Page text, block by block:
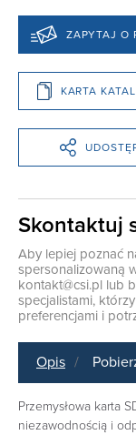
ZAPYTAJ O
KARTA
Skontaktuj
Aby lepiej poznać
spersonalizowaną
kontakt@csi.pl lub
specjalistami,
preferencjami i
Opis
Przemysłowa karta
niezawodnością i